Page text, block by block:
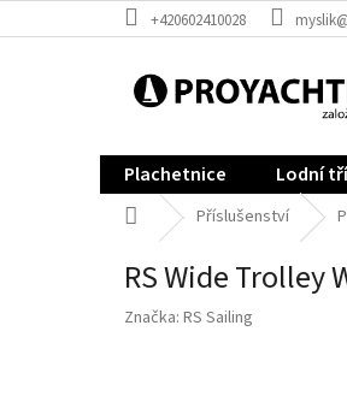
na
+420602410028
Plachetnice Lodní
Domů Příslušenství
RS Wide Trolley
Značka: RS Sailing